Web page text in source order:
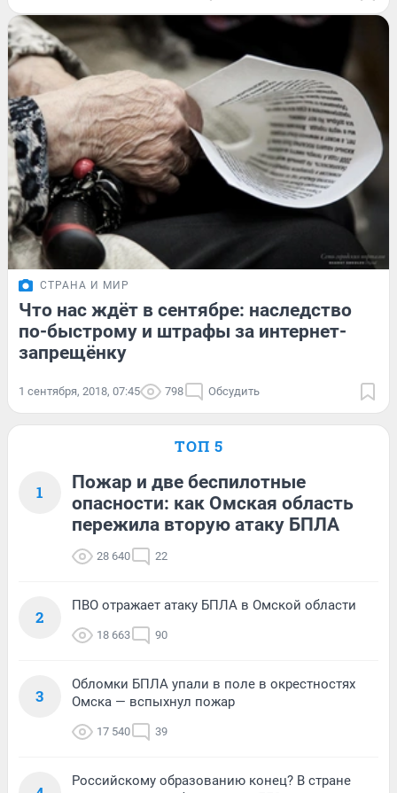
СТРАНА И МИР
Что нас ждёт в сентябре: наследство
по-быстрому и штрафы за интернет-
запрещёнку
1 сентября, 2018, 07:45 798 Обсудить
ТОП 5
1
Пожар и две беспилотные
опасности: как Омская область
пережила вторую атаку БПЛА
28 640 22
2
ПВО отражает атаку БПЛА в Омской области
18 663 90
3
Обломки БПЛА упали в поле в окрестностях
Омска — вспыхнул пожар
17 540 39
Российскому образованию конец? В стране